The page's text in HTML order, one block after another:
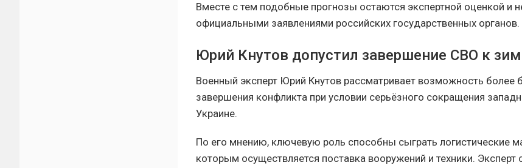
Вместе с тем подобные прогнозы остаются экспертной оценкой и
официальными заявлениями российских государственных органов.
Юрий Кнутов допустил завершение СВО к
Военный эксперт Юрий Кнутов рассматривает возможность более
завершения конфликта при условии серьёзного сокращения
Украине.
По его мнению, ключевую роль способны сыграть логистические
которым осуществляется поставка вооружений и техники. Эксперт